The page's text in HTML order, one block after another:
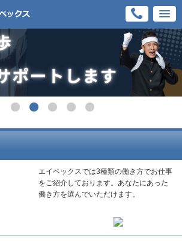
エイペックスでは3種類の働き方でお仕事
をご紹介しております。あなたにあった
働き方を選んでいただけます。